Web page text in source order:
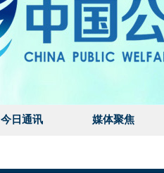
今日通讯 媒体聚焦